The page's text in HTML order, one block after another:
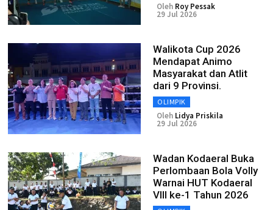
Oleh Roy Pessak
29 Jul 2026
Walikota Cup 2026
Mendapat Animo
Masyarakat dan Atlit
dari 9 Provinsi.
OLIMPIK
Oleh Lidya Priskila
29 Jul 2026
Wadan Kodaeral Buka
Perlombaan Bola Volly
Warnai HUT Kodaeral
VIII ke-1 Tahun 2026